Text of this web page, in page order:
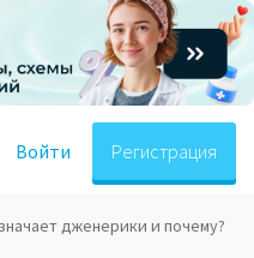
Войти Регистрация
дженерики и почему?